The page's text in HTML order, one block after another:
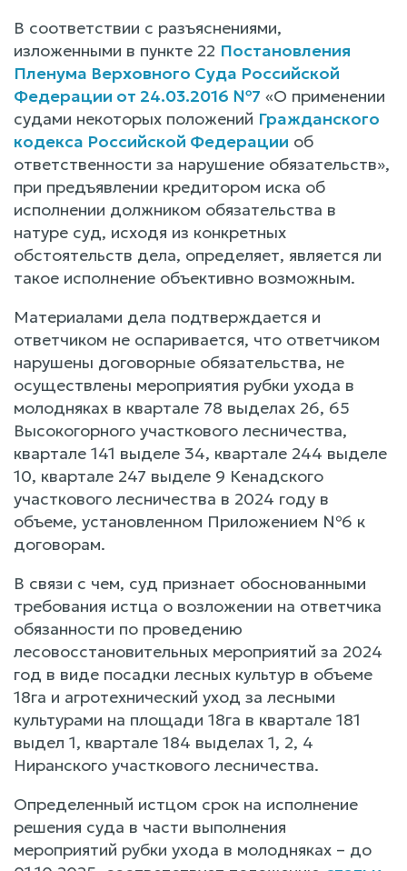
В соответствии с разъяснениями,
изложенными в пункте 22 Постановления
Пленума Верховного Суда Российской
Федерации от 24.03.2016 №7 «О применении
судами некоторых положений Гражданского
кодекса Российской Федерации об
ответственности за нарушение обязательств»,
при предъявлении кредитором иска об
исполнении должником обязательства в
натуре суд, исходя из конкретных
обстоятельств дела, определяет, является ли
такое исполнение объективно возможным.
Материалами дела подтверждается и
ответчиком не оспаривается, что ответчиком
нарушены договорные обязательства, не
осуществлены мероприятия рубки ухода в
молодняках в квартале 78 выделах 26, 65
Высокогорного участкового лесничества,
квартале 141 выделе 34, квартале 244 выделе
10, квартале 247 выделе 9 Кенадского
участкового лесничества в 2024 году в
объеме, установленном Приложением №6 к
договорам.
В связи с чем, суд признает обоснованными
требования истца о возложении на ответчика
обязанности по проведению
лесовосстановительных мероприятий за 2024
год в виде посадки лесных культур в объеме
18га и агротехнический уход за лесными
культурами на площади 18га в квартале 181
выдел 1, квартале 184 выделах 1, 2, 4
Ниранского участкового лесничества.
Определенный истцом срок на исполнение
решения суда в части выполнения
мероприятий рубки ухода в молодняках – до